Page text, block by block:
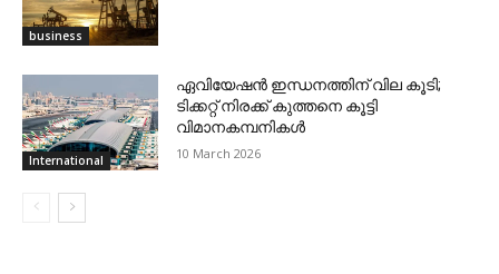
business
International
ഏവിയേഷന്‍ ഇന്ധനത്തിന് വില കൂടി;
ടിക്കറ്റ് നിരക്ക് കുത്തനെ കൂട്ടി
വിമാനകമ്പനികള്‍
10 March 2026